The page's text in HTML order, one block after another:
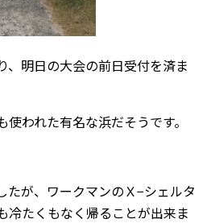
、明日の大会の前日受付を済ま
われた有名な浜だそうです。
たが、ワークマンのＸ−シェルタ
冷たくもなく帰ることが出来ま